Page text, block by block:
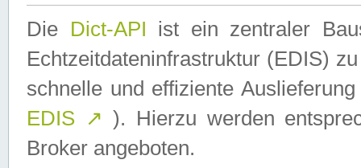
Die Dict-API ist ein zentraler
Echtzeitdateninfrastruktur (EDIS)
schnelle und effiziente
EDIS ↗ ). Hierzu werden
Broker angeboten.